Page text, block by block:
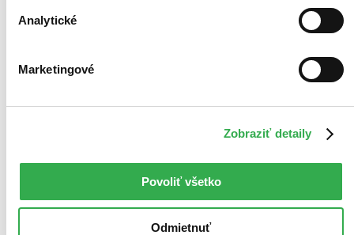
Analytické
Marketingové
Zobraziť detaily
Povoliť všetko
Odmietnuť
Najdrahšie
Najvyššia zľava